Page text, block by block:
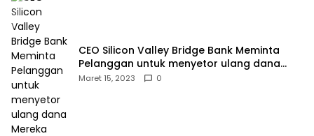
CEO Silicon Valley Bridge Bank Meminta
Pelanggan untuk menyetor ulang dana
Mereka
Maret 15, 2023 0